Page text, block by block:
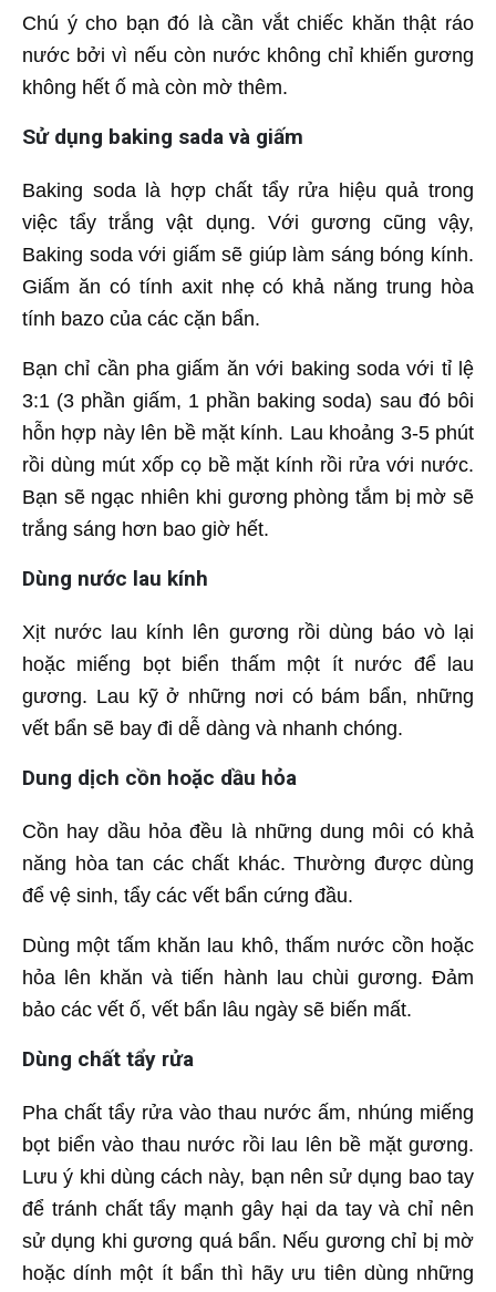
Chú ý cho bạn đó là cần vắt chiếc khăn thật ráo
nước bởi vì nếu còn nước không chỉ khiến gương
không hết ố mà còn mờ thêm.
Sử dụng baking sada và giấm
Baking soda là hợp chất tẩy rửa hiệu quả trong
việc tẩy trắng vật dụng. Với gương cũng vậy,
Baking soda với giấm sẽ giúp làm sáng bóng kính.
Giấm ăn có tính axit nhẹ có khả năng trung hòa
tính bazo của các cặn bẩn.
Bạn chỉ cần pha giấm ăn với baking soda với tỉ lệ
3:1 (3 phần giấm, 1 phần baking soda) sau đó bôi
hỗn hợp này lên bề mặt kính. Lau khoảng 3-5 phút
rồi dùng mút xốp cọ bề mặt kính rồi rửa với nước.
Bạn sẽ ngạc nhiên khi gương phòng tắm bị mờ sẽ
trắng sáng hơn bao giờ hết.
Dùng nước lau kính
Xịt nước lau kính lên gương rồi dùng báo vò lại
hoặc miếng bọt biển thấm một ít nước để lau
gương. Lau kỹ ở những nơi có bám bẩn, những
vết bẩn sẽ bay đi dễ dàng và nhanh chóng.
Dung dịch cồn hoặc dầu hỏa
Cồn hay dầu hỏa đều là những dung môi có khả
năng hòa tan các chất khác. Thường được dùng
để vệ sinh, tẩy các vết bẩn cứng đầu.
Dùng một tấm khăn lau khô, thấm nước cồn hoặc
hỏa lên khăn và tiến hành lau chùi gương. Đảm
bảo các vết ố, vết bẩn lâu ngày sẽ biến mất.
Dùng chất tẩy rửa
Pha chất tẩy rửa vào thau nước ấm, nhúng miếng
bọt biển vào thau nước rồi lau lên bề mặt gương.
Lưu ý khi dùng cách này, bạn nên sử dụng bao tay
để tránh chất tẩy mạnh gây hại da tay và chỉ nên
sử dụng khi gương quá bẩn. Nếu gương chỉ bị mờ
hoặc dính một ít bẩn thì hãy ưu tiên dùng những